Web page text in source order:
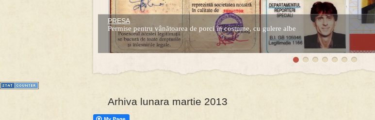
PRESA
Permise pentru vânătoarea de porci în costume, cu gulere albe
Prima mea carte publicata (Nemira)
Averea Presedintelui: prima lucrare despre controversatele conturi secrete ale Securitatii.
Arhiva lunara martie 2013